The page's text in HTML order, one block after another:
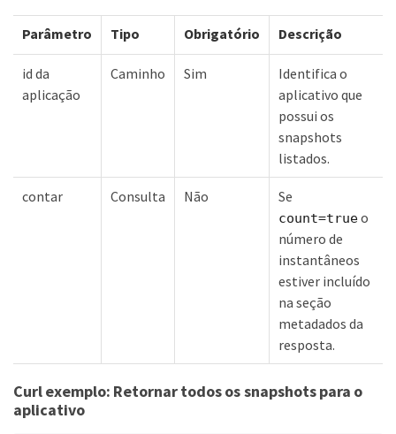
Parâmetro Tipo Obrigatório Descrição
id da
aplicação
Caminho Sim
Identifica o
aplicativo que
possui os
snapshots
listados.
contar Consulta Não Se
count=trueo
número de
instantâneos
estiver incluído
na seção
metadados da
resposta.
Curl exemplo: Retornar todos os snapshots para o
aplicativo